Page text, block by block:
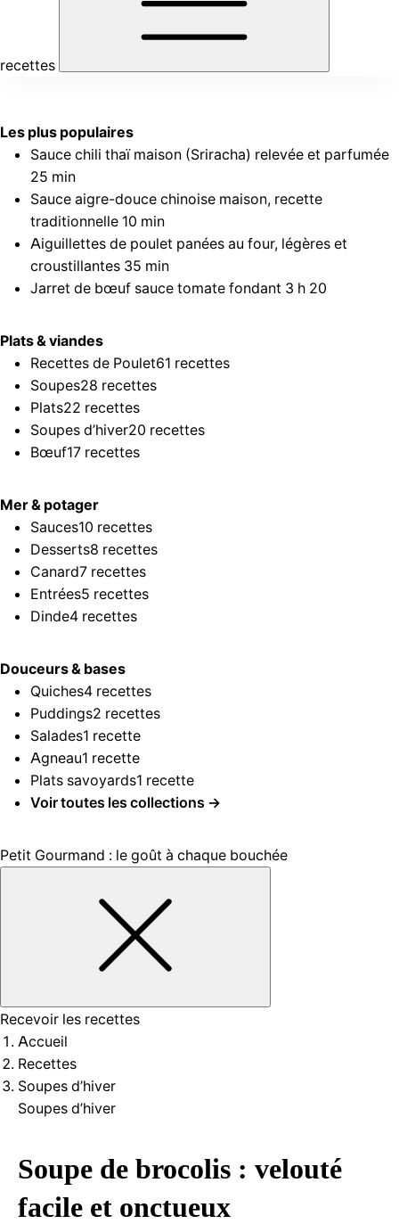
recettes
Les plus populaires
Sauce chili thaï maison (Sriracha) relevée et parfumée
25 min
Sauce aigre-douce chinoise maison, recette
traditionnelle 10 min
Aiguillettes de poulet panées au four, légères et
croustillantes 35 min
Jarret de bœuf sauce tomate fondant 3 h 20
Plats & viandes
Recettes de Poulet61 recettes
Soupes28 recettes
Plats22 recettes
Soupes d’hiver20 recettes
Bœuf17 recettes
Mer & potager
Sauces10 recettes
Desserts8 recettes
Canard7 recettes
Entrées5 recettes
Dinde4 recettes
Douceurs & bases
Quiches4 recettes
Puddings2 recettes
Salades1 recette
Agneau1 recette
Plats savoyards1 recette
Voir toutes les collections →
Petit Gourmand : le goût à chaque bouchée
Recevoir les recettes
Accueil
Recettes
Soupes d’hiver
Soupes d’hiver
Soupe de brocolis : velouté
facile et onctueux